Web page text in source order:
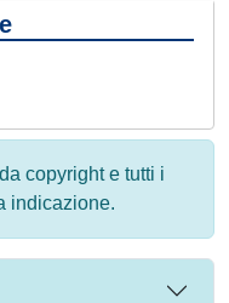
copyright e tutti i
indicazione.